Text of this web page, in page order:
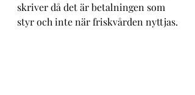
skriver då det är betalningen som
styr och inte när friskvården nyttjas.